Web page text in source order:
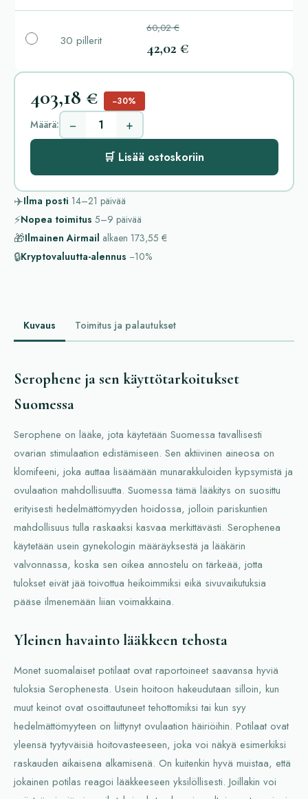
30 pillerit
60,02 €
42,02 €
403,18 € −30%
Määrä: − +
🛒 Lisää ostoskoriin
✈️Ilma posti 14–21 päivää
⚡Nopea toimitus 5–9 päivää
🎁Ilmainen Airmail alkaen 173,55 €
🔒Kryptovaluutta-alennus −10%
Kuvaus Toimitus ja palautukset
Serophene ja sen käyttötarkoitukset
Suomessa
Serophene on lääke, jota käytetään Suomessa tavallisesti
ovarian stimulaation edistämiseen. Sen aktiivinen aineosa on
klomifeeni, joka auttaa lisäämään munarakkuloiden kypsymistä ja
ovulaation mahdollisuutta. Suomessa tämä lääkitys on suosittu
erityisesti hedelmättömyyden hoidossa, jolloin pariskuntien
mahdollisuus tulla raskaaksi kasvaa merkittävästi. Serophenea
käytetään usein gynekologin määräyksestä ja lääkärin
valvonnassa, koska sen oikea annostelu on tärkeää, jotta
tulokset eivät jää toivottua heikoimmiksi eikä sivuvaikutuksia
pääse ilmenemään liian voimakkaina.
Yleinen havainto lääkkeen tehosta
Monet suomalaiset potilaat ovat raportoineet saavansa hyviä
tuloksia Serophenesta. Usein hoitoon hakeudutaan silloin, kun
muut keinot ovat osoittautuneet tehottomiksi tai kun syy
hedelmättömyyteen on liittynyt ovulaation häiriöihin. Potilaat ovat
yleensä tyytyväisiä hoitovasteeseen, joka voi näkyä esimerkiksi
raskauden aikaisena alkamisenä. On kuitenkin hyvä muistaa, että
jokainen potilas reagoi lääkkeeseen yksilöllisesti. Joillakin voi